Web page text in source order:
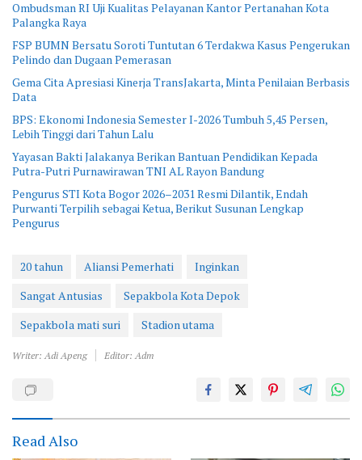
Ombudsman RI Uji Kualitas Pelayanan Kantor Pertanahan Kota
Palangka Raya
FSP BUMN Bersatu Soroti Tuntutan 6 Terdakwa Kasus Pengerukan
Pelindo dan Dugaan Pemerasan
Gema Cita Apresiasi Kinerja TransJakarta, Minta Penilaian Berbasis
Data
BPS: Ekonomi Indonesia Semester I-2026 Tumbuh 5,45 Persen,
Lebih Tinggi dari Tahun Lalu
Yayasan Bakti Jalakanya Berikan Bantuan Pendidikan Kepada
Putra-Putri Purnawirawan TNI AL Rayon Bandung
Pengurus STI Kota Bogor 2026–2031 Resmi Dilantik, Endah
Purwanti Terpilih sebagai Ketua, Berikut Susunan Lengkap
Pengurus
20 tahun Aliansi Pemerhati
Inginkan
Sangat Antusias
Sepakbola Kota Depok
Sepakbola mati suri
Stadion utama
Writer: Adi Apeng Editor: Adm
Read Also